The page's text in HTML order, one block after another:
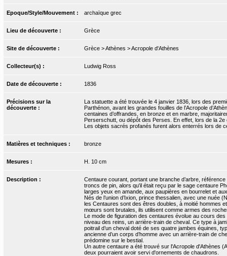
Epoque/Style/Mouvement : archaïque grec
Lieu de découverte : Grèce
Site de découverte : Grèce > Athènes > Acropole d'Athènes
Collecteur(s) : Ludwig Ross
Date de découverte : 1836
Précisions sur la
découverte :
La statuette a été trouvée le 4 janvier 1836, lors des
Parthénon, avant les grandes fouilles de l’Acropole
centaines d’offrandes, en bronze et en marbre,
Perserschutt, ou dépôt des Perses. En effet, lors de la
Les objets sacrés profanés furent alors enterrés lors de
Matières et techniques : bronze
Mesures : H. 10 cm
Description :
Centaure courant, portant une branche d’arbre,
troncs de pin, alors qu'il était reçu par le sage centaure
larges yeux en amande, aux paupières en bourrelet et
Nés de l’union d’Ixion, prince thessalien, avec une nuée
les Centaures sont des êtres doubles, à moitié hommes
mœurs sont brutales, ils utilisent comme armes des
Le mode de figuration des centaures évolue au cours
niveau des reins, un arrière-train de cheval. Ce type à
poitrail d’un cheval doté de ses quatre jambes équines,
ancienne d’un corps d’homme avec un arrière-train de
prédomine sur le bestial.
Un autre centaure a été trouvé sur l'Acropole d'Athènes
deux pourraient avoir servi d'ornements de chaudrons.